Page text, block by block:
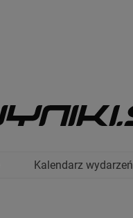
Kalendarz wydarzeń